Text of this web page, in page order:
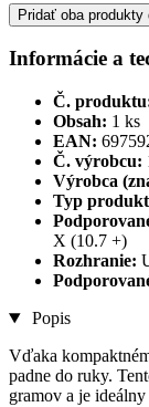
Pridať oba
Informácie a
Č.
Obsah: 1 ks
EAN:
Č. výrobcu:
Výrobca
Typ
X (10.7 +)
Rozhranie:
Popis
Vďaka
padne do ruky.
gramov a je